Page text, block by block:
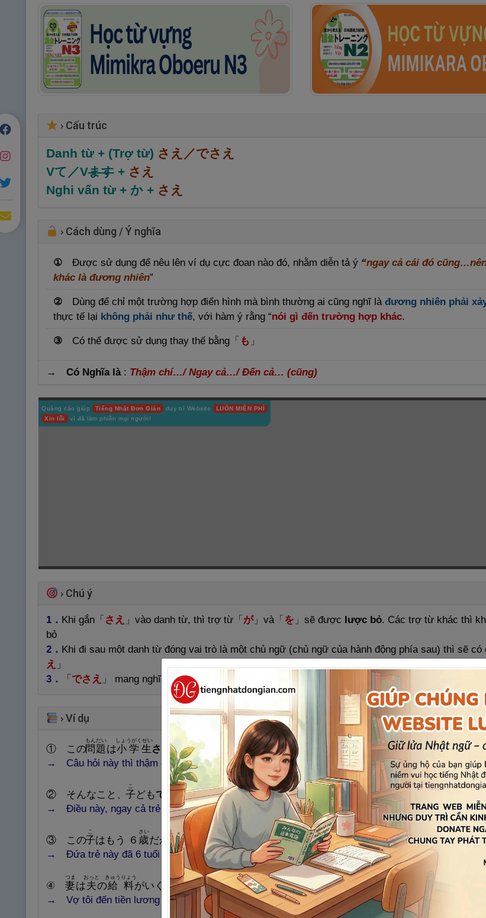
› Cấu trúc
Danh từ + (Trợ từ) さえ／でさえ
Vて／Vます+さえ
Nghi vấn từ + か +さえ
› Cách dùng / Ý nghĩa
① Được sử dụng để nêu lên ví dụ cực đoan nào đó, nhằm diễn tả ý “ngay cả cái đó
khác là đương nhiên”
② Dùng để chỉ một trường hợp điển hình mà bình thường ai cũng nghĩ làđương nhiên phải
thực tế lại không phải như thế, với hàm ý rằng “nói gì đến trường hợp khác.
③ Có thể được sử dụng thay thế bằng 「 も 」
→ Có Nghĩa là: Thậm chí…/ Ngay cả…/ Đến cả… (cũng)
Quảng cáo giúp Tiếng Nhật Đơn Giản duy trì Website
LUÔN MIỄN PHÍ
Xin lỗi
vì đã làm phiền mọi người!
› Chú ý
1． Khi gắn「 さえ 」 vào danh từ, thì trợ từ「 が」 và「 を 」 sẽ được lược bỏ. Các trợ từ khác thì
bỏ
2． Khi đi sau một danh từ đóng vai trò là một chủ ngữ (chủ ngữ của hành động phía sau) thì sẽ có
え 」
3．
「 でさえ 」 mang nghĩa nhấn mạnh hơn 「
›Ví dụ
① この問 題
もんだい
は小 学 生
しょうがくせい
さえわかる。
→ Câu hỏi này thì thậm chí học sinh tiểu học cũng hiểu được.
② そんなこと、 子
こ
どもでさえ知っている。
→ Điều này, ngay cả trẻ con cũng biết. ( でさえ ＝ でも )
③ この子
こ
はもう ６ 歳
さい
だが、まだ 自分
Nghĩa: Chia cắt, phân chia,
lượng từ đếm thời gian
じぶん
の名
danh
前
khi
なまえ
さえ読
よ
めない。
→ Đứa trẻ này đã 6 tuổi nhưng đến tên mình cũng chưa thể đọc được.
④ 妻
つま
は夫
おっと
の給 料
きゅうりょう
がいくらかさえ知
し
らなかった。
→ Vợ tôi đến tiền lương của chồng cũng không biết là bao nhiêu.